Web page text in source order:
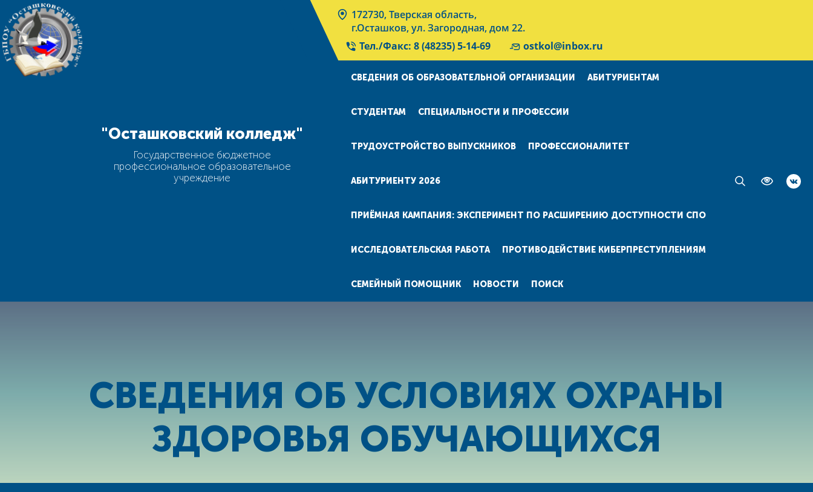
"Осташковский колледж"
Государственное бюджетное
профессиональное образовательное
учреждение
172730, Тверская область,
г.Осташков, ул. Загородная, дом 22.
Тел./Факс: 8 (48235) 5-14-69
ostkol@inbox.ru
СВЕДЕНИЯ ОБ ОБРАЗОВАТЕЛЬНОЙ ОРГАНИЗАЦИИ АБИТУРИЕНТАМ
СТУДЕНТАМ СПЕЦИАЛЬНОСТИ И ПРОФЕССИИ
ТРУДОУСТРОЙСТВО ВЫПУСКНИКОВ ПРОФЕССИОНАЛИТЕТ
АБИТУРИЕНТУ 2026
ПРИЁМНАЯ КАМПАНИЯ: ЭКСПЕРИМЕНТ ПО РАСШИРЕНИЮ ДОСТУПНОСТИ СПО
ИССЛЕДОВАТЕЛЬСКАЯ РАБОТА ПРОТИВОДЕЙСТВИЕ КИБЕРПРЕСТУПЛЕНИЯМ
СЕМЕЙНЫЙ ПОМОЩНИК НОВОСТИ ПОИСК
СВЕДЕНИЯ ОБ УСЛОВИЯХ ОХРАНЫ
ЗДОРОВЬЯ ОБУЧАЮЩИХСЯ